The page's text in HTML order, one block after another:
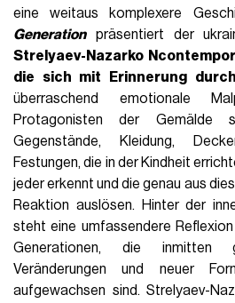
eine weitaus komplexere
Generationpräsentiert der
Strelyaev-Nazarko
die sich mit Erinnerung
überraschend emotionale
Protagonisten der Gemälde
Gegenstände, Kleidung,
Festungen, die in der Kindheit
jeder erkennt und die genau aus
Reaktion auslösen. Hinter der
steht eine umfassendere
Generationen, die inmitten
Veränderungen und neuer
aufgewachsen sind. Strelyaev-